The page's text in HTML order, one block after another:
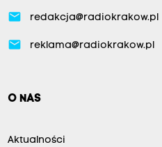
email redakcja@radiokrakow.pl
email reklama@radiokrakow.pl
O NAS
Aktualności